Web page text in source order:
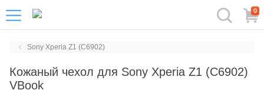
0
Sony Xperia Z1 (C6902)
Кожаный чехол для Sony Xperia Z1 (C6902)
VBook